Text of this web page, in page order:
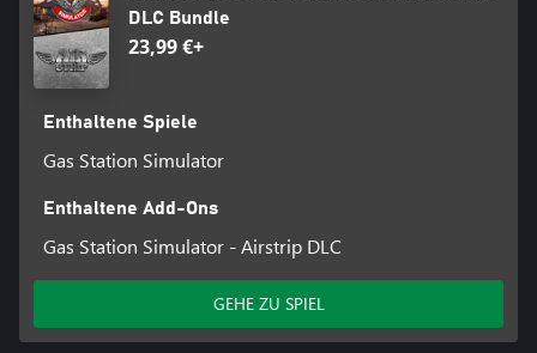
DLC Bundle
23,99 €+
Enthaltene Spiele
Gas Station Simulator
Enthaltene Add-Ons
Gas Station Simulator - Airstrip DLC
GEHE ZU SPIEL